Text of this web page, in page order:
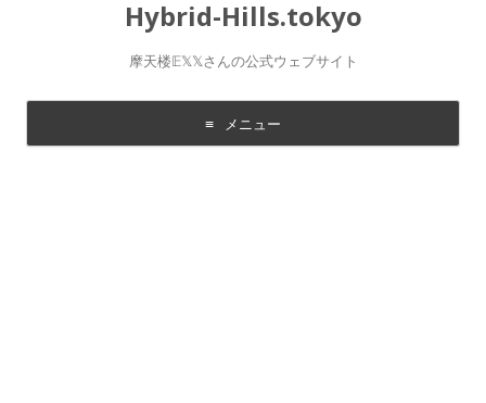
Hybrid-Hills.tokyo
摩天楼𝔼𝕏𝕏さんの公式ウェブサイト
メニュー
コ